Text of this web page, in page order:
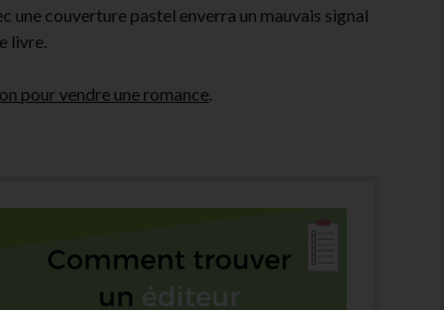
une couverture pastel enverra un mauvais signal
livre.
pour vendre une romance.